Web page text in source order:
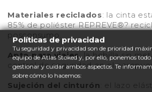
Materiales reciclados: la cinta
85% de poliéster REPREVE®?
posconsumo.
Apto para viajes: la hebilla sin
control de seguridad en el
Sujeción del cinturón : el lazo
Políticas de privacidad
Tu seguridad y privacidad son de prioridad
equipo de Atlas Stoked y, por ello, ponemos
gestionar y cuidar ambos aspectos. Te
sobre cómo lo hacemos: